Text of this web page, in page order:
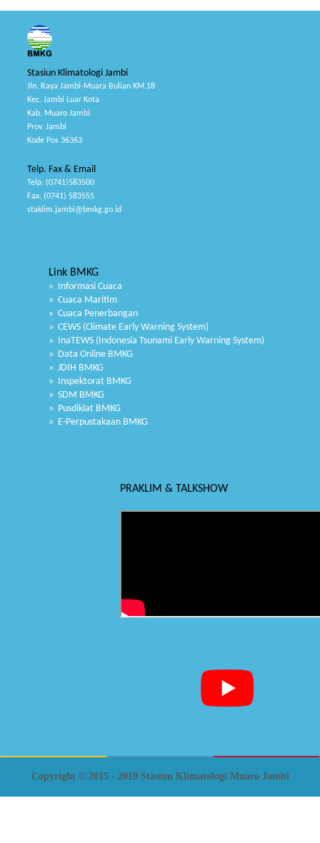
Stasiun Klimatologi Jambi
Jln. Raya Jambi-Muara Bulian KM.18
Kec. Jambi Luar Kota
Kab. Muaro Jambi
Prov. Jambi
Kode Pos 36363
Telp. Fax & Email
Telp. (0741)583500
Fax. (0741) 583555
staklim.jambi@bmkg.go.id
Link BMKG
» Informasi Cuaca
» Cuaca Maritim
» Cuaca Penerbangan
» CEWS (Climate Early Warning System)
» InaTEWS (Indonesia Tsunami Early Warning System)
» Data Online BMKG
» JDIH BMKG
» Inspektorat BMKG
» SDM BMKG
» Pusdiklat BMKG
» E-Perpustakaan BMKG
PRAKLIM & TALKSHOW
Copyright © 2015 - 2019 Stasiun Klimatologi Muaro Jambi